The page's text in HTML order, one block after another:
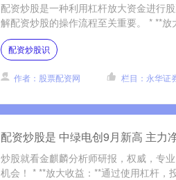
配资炒股是一种利用杠杆放大资金进行
解配资炒股的操作流程至关重要。 * **
配资炒股识
作者：股票配资网 栏目：永华证
配资炒股是 中绿电创9月新高 主力
炒股就看金麒麟分析师研报，权威，专
机会！ * **放大收益：**通过使用杠杆，